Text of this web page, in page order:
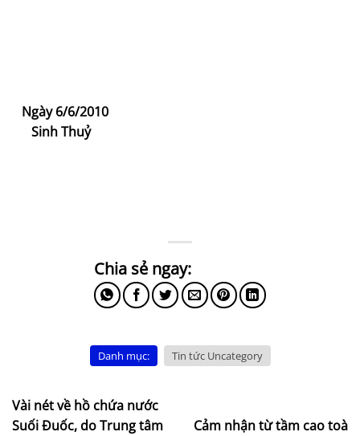
Ngày 6/6/2010
Sinh Thuỷ
Danh mục: Tin tức Uncategory
Vài nét về hồ chứa nước
Suối Đuốc, do Trung tâm
Cảm nhận từ tầm cao toà